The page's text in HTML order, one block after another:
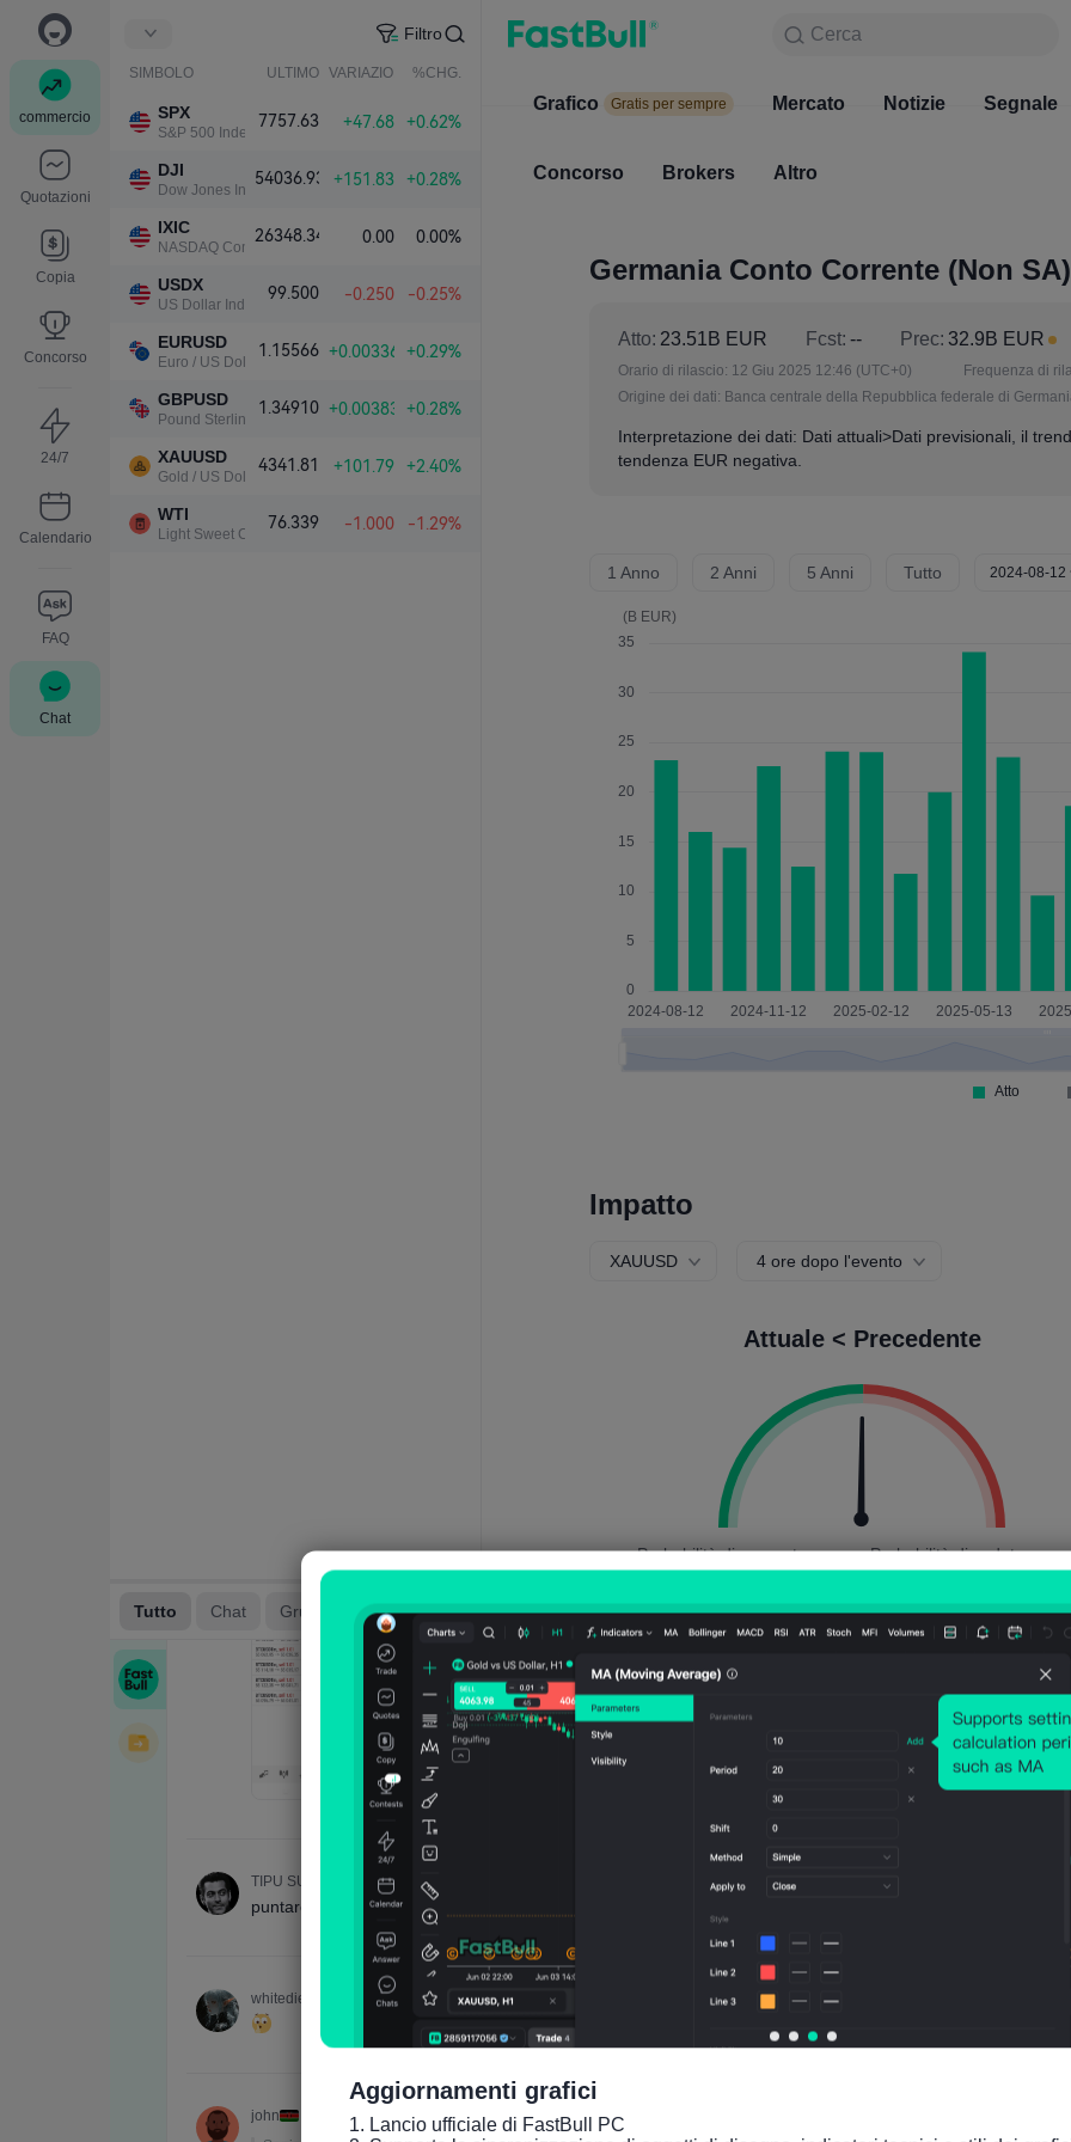
commercio
Quotazioni
Copia
Concorso
24/7
Calendario
FAQ
Chat
Filtro
SIMBOLO ULTIMO VARIAZIONE NETTA.
%CHG.
SPX
S&P 500 Index
7757.63 +47.68 +0.62%
DJI
Dow Jones Industrial Average
54036.93 +151.83 +0.28%
IXIC
NASDAQ Composite Index
26348.34 0.00 0.00%
USDX
US Dollar Index
99.500 -0.250 -0.25%
EURUSD
Euro / US Dollar
1.15566 +0.00336 +0.29%
GBPUSD
Pound Sterling / US Dollar
1.34910 +0.00383 +0.28%
XAUUSD
Gold / US Dollar
4341.81 +101.79 +2.40%
WTI
Light Sweet Crude Oil
76.339 -1.000 -1.29%
Cerca
Grafico Gratis per sempre Mercato
Cerca
Prodotto
Grafico Gratis per sempre Mercato Notizie Segnale
Concorso Brokers Altro
Germania Conto Corrente (Non
Atto: 23.51B EUR Fcst: -- Prec: 32.9B EUR
Orario di rilascio: 12 Giu 2025 12:46 (UTC+0) Frequenza di
Origine dei dati: Banca centrale della Repubblica federale di
Interpretazione dei dati: Dati attuali>Dati previsionali, il
tendenza EUR negativa.
1 Anno 2 Anni 5 Anni Tutto
Impatto
XAUUSD 4 ore dopo l'evento
Attuale < Precedente
Probabilità di aumento:
Probabilità di caduta:
Media Volatilità:
Grafico dei prezzi
Aggiornamenti grafici
1. Lancio ufficiale di FastBull PC